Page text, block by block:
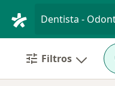
Filtros